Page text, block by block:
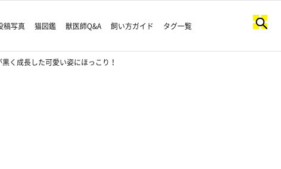
稿写真 猫図鑑 獣医師Q&A 飼い方ガイド タグ一覧
く成長した可愛い姿にほっこり！